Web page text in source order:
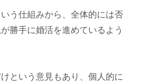
う仕組みから、全体的には否
勝手に婚活を進めているよう
という意見もあり、個人的に